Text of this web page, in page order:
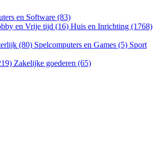
en Software (83)
en Vrije tijd (16) Huis en Inrichting (1768)
(80) Spelcomputers en Games (5) Sport
Zakelijke goederen (65)